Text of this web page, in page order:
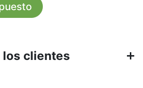
los clientes